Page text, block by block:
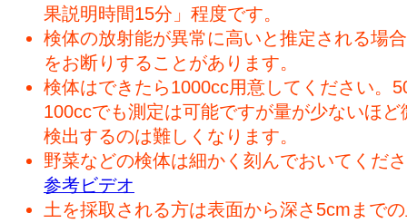
果説明時間15分」程度です。
検体の放射能が異常に高いと推定される場
をお断りすることがあります。
検体はできたら1000cc用意してください。
100ccでも測定は可能ですが量が少ないほど
検出するのは難しくなります。
野菜などの検体は細かく刻んでおいてくだ
参考ビデオ
土を採取される方は表面から深さ5cmまで